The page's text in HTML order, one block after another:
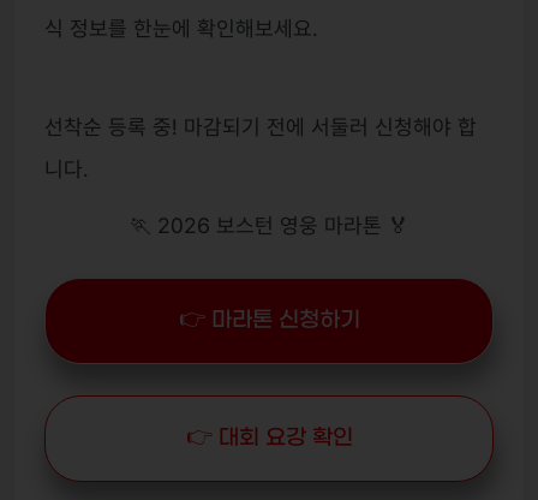
식 정보를 한눈에 확인해보세요.
선착순 등록 중! 마감되기 전에 서둘러 신청해야 합
니다.
🏃 2026 보스턴 영웅 마라톤 🏅
👉 마라톤 신청하기
👉 대회 요강 확인